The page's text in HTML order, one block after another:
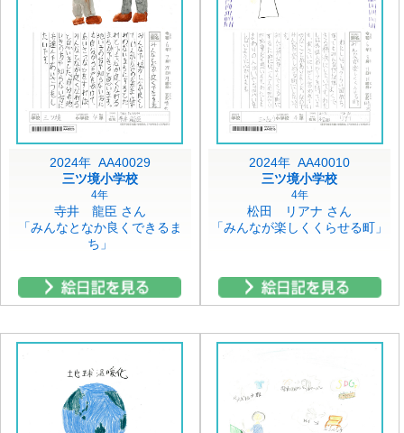
2024年 AA40029
三ツ境小学校
4年
寺井 龍臣 さん
「みんなとなか良くできるま
ち」
2024年 AA40010
三ツ境小学校
4年
松田 リアナ さん
「みんなが楽しくくらせる町」